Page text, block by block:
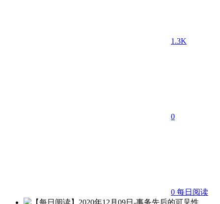
1.3K
0
0 每日阅读